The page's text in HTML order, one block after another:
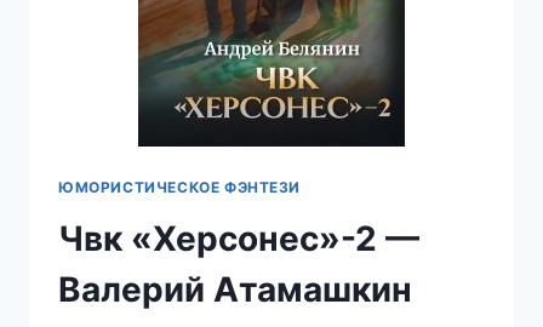
ЮМОРИСТИЧЕСКОЕ ФЭНТЕЗИ
Чвк «Херсонес»-2 —
Валерий Атамашкин